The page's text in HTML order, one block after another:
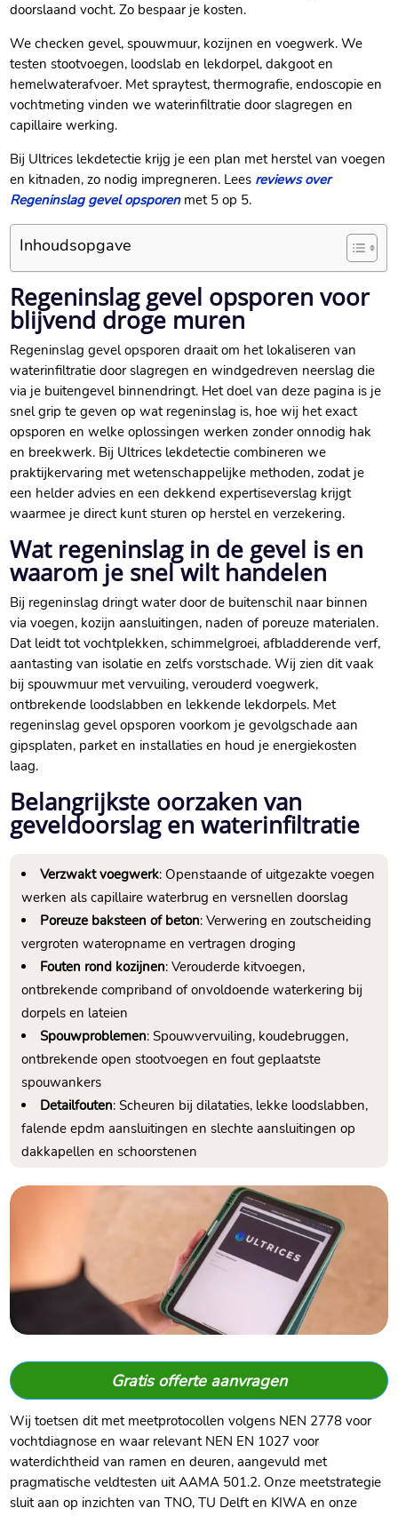
doorslaand vocht.​ Zo bespaar je kosten.​
We checken gevel, spouwmuur, kozijnen en voegwerk.​ We
testen stootvoegen, loodslab en lekdorpel, dakgoot en
hemelwaterafvoer.​ Met spraytest, thermografie, endoscopie en
vochtmeting vinden we waterinfiltratie door slagregen en
capillaire werking.​
Bij Ultrices lekdetectie krijg je een plan met herstel van voegen
en kitnaden, zo nodig impregneren.​ Lees reviews over
Regeninslag gevel opsporenmet 5 op 5.​
Inhoudsopgave
Regeninslag gevel opsporen voor
blijvend droge muren
Regeninslag gevel opsporen draait om het lokaliseren van
waterinfiltratie door slagregen en windgedreven neerslag die
via je buitengevel binnendringt.​ Het doel van deze pagina is je
snel grip te geven op wat regeninslag is, hoe wij het exact
opsporen en welke oplossingen werken zonder onnodig hak
en breekwerk.​ Bij Ultrices lekdetectie combineren we
praktijkervaring met wetenschappelijke methoden, zodat je
een helder advies en een dekkend expertiseverslag krijgt
waarmee je direct kunt sturen op herstel en verzekering.​
Wat regeninslag in de gevel is en
waarom je snel wilt handelen
Bij regeninslag dringt water door de buitenschil naar binnen
via voegen, kozijn aansluitingen, naden of poreuze materialen.​
Dat leidt tot vochtplekken, schimmelgroei, afbladderende verf,
aantasting van isolatie en zelfs vorstschade.​ Wij zien dit vaak
bij spouwmuur met vervuiling, verouderd voegwerk,
ontbrekende loodslabben en lekkende lekdorpels.​ Met
regeninslag gevel opsporen voorkom je gevolgschade aan
gipsplaten, parket en installaties en houd je energiekosten
laag.​
Belangrijkste oorzaken van
geveldoorslag en waterinfiltratie
Verzwakt voegwerk: Openstaande of uitgezakte voegen
werken als capillaire waterbrug en versnellen doorslag
Poreuze baksteen of beton: Verwering en zoutscheiding
vergroten wateropname en vertragen droging
Fouten rond kozijnen: Verouderde kitvoegen,
ontbrekende compriband of onvoldoende waterkering bij
dorpels en lateien
Spouwproblemen: Spouwvervuiling, koudebruggen,
ontbrekende open stootvoegen en fout geplaatste
spouwankers
Detailfouten: Scheuren bij dilataties, lekke loodslabben,
falende epdm aansluitingen en slechte aansluitingen op
dakkapellen en schoorstenen
Gratis offerte aanvragen
Wij toetsen dit met meetprotocollen volgens NEN 2778 voor
vochtdiagnose en waar relevant NEN EN 1027 voor
waterdichtheid van ramen en deuren, aangevuld met
pragmatische veldtesten uit AAMA 501.​2.​ Onze meetstrategie
sluit aan op inzichten van TNO, TU Delft en KIWA en onze